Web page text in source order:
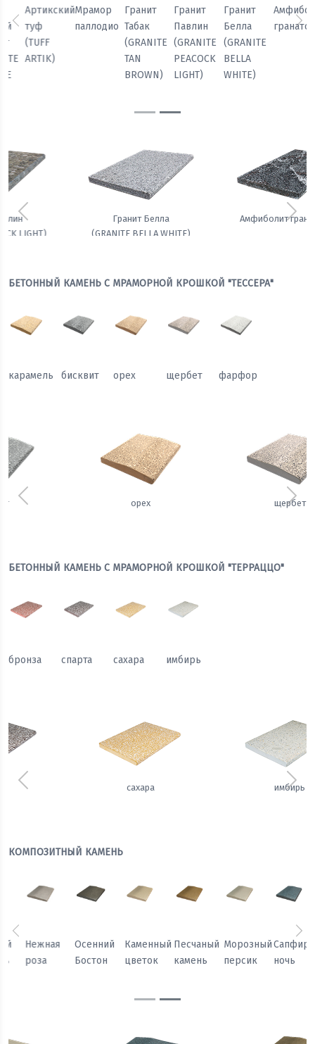
Мрамор
паллодио
Гранит
Табак
Гранит
Павлин
(GRANITE
PEACOCK
LIGHT)
Гранит
Белла
(GRANITE
BELLA
WHITE)
Амфиболит
гранатовый
Гранит
Черный
кунжут
Предыдущий
(GRANITE BELLA WHITE)
Амфиболит гранатовый
Предыдущий
БЕТОННЫЙ КАМЕНЬ С МРАМОРНОЙ КРОШКОЙ "ТЕССЕРА"
карамель бисквит орех щербет фарфор
Предыдущий
БЕТОННЫЙ КАМЕНЬ С МРАМОРНОЙ КРОШКОЙ "ТЕРРАЦЦО"
бронза спарта сахара имбирь
Предыдущий
КОМПОЗИТНЫЙ КАМЕНЬ
Осенний
Бостон
Каменный
цветок
Песчаный
камень
Морозный
персик
Сапфировая
ночь
Теплый
жемчуг
Предыдущий